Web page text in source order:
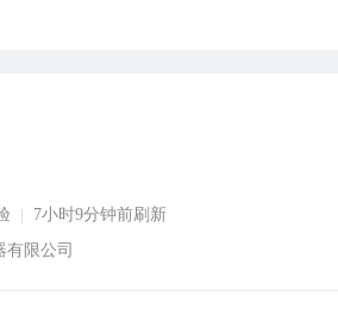
7小时9分钟前刷新
限公司